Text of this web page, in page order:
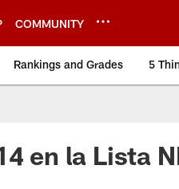
COMMUNITY
Rankings and Grades 5
en la Lista